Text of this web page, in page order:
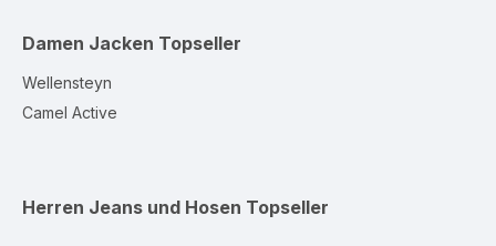
Damen Jacken Topseller
Wellensteyn
Camel Active
Herren Jeans und Hosen Topseller